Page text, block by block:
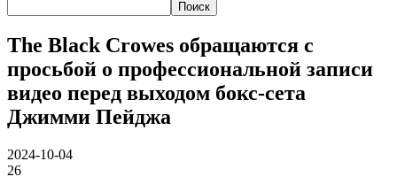
The Black Crowes обращаются с
просьбой о профессиональной записи
видео перед выходом бокс-сета
Джимми Пейджа
2024-10-04
26